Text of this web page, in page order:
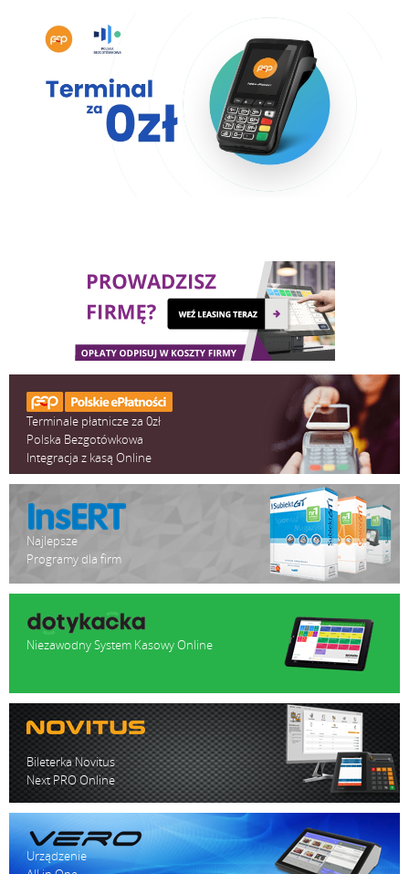
Terminale płatnicze za 0zł
Polska Bezgotówkowa
Integracja z kasą Online
Najlepsze
Programy dla firm
Niezawodny System Kasowy Online
Bileterka Novitus
Next PRO Online
Urządzenie